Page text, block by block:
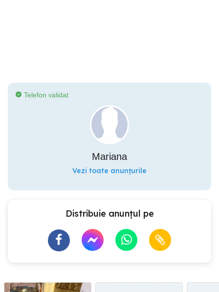
Telefon validat
Mariana
Vezi toate anunțurile
Distribuie anunțul pe